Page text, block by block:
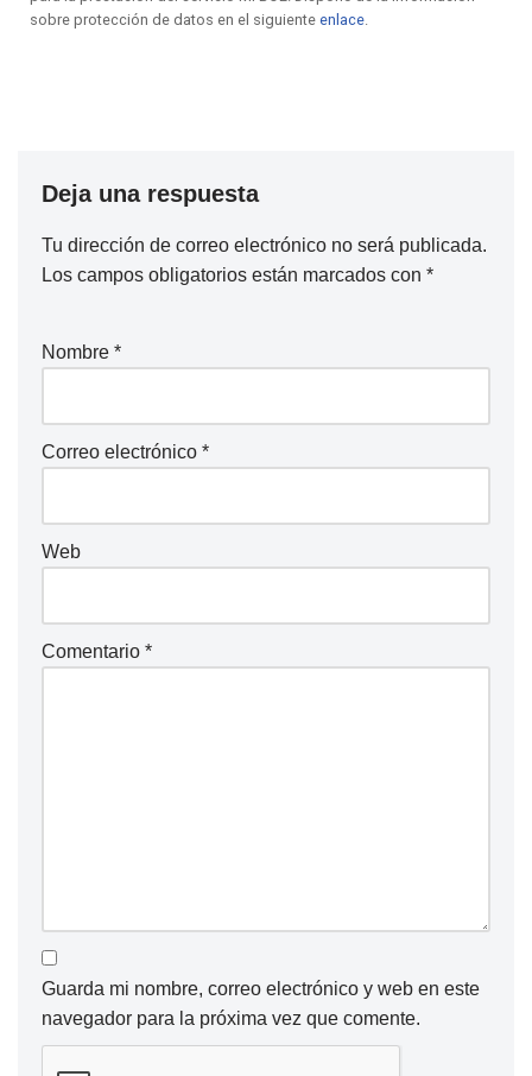
sobre protección de datos en el siguiente enlace.
Deja una respuesta
Tu dirección de correo electrónico no será publicada.
Los campos obligatorios están marcados con *
Nombre *
Correo electrónico *
Web
Comentario *
Guarda mi nombre, correo electrónico y web en este
navegador para la próxima vez que comente.